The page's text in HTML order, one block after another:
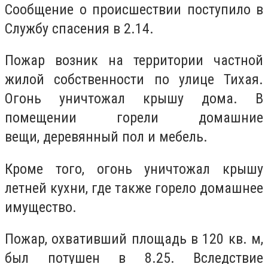
Сообщение о происшествии поступило в
Службу спасения в 2.14.
Пожар возник на территории частной
жилой собственности по улице Тихая.
Огонь уничтожал крышу дома. В
помещении горели домашние
вещи, деревянный пол и мебель.
Кроме того, огонь уничтожал крышу
летней кухни, где также горело домашнее
имущество.
Пожар, охвативший площадь в 120 кв. м,
был потушен в 8.25. Вследствие